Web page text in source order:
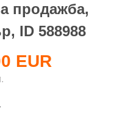
продажба,
ID 588988
EUR